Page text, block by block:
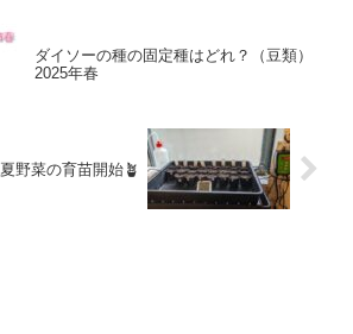
ダイソーの種の固定種はどれ？（豆類）
2025年春
夏野菜の育苗開始🪴